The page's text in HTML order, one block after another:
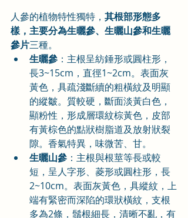
人參的植物特性獨特， 其根部形態多
樣，主要分為生曬參、生曬山參和生曬
參片三種。
生曬參 ：主根呈紡錘形或圓柱形，
長3~15cm，直徑1~2cm。表面灰
黃色，具疏淺斷續的粗橫紋及明顯
的縱皺。質較硬，斷面淡黃白色，
顯粉性，形成層環紋棕黃色，皮部
有黃棕色的點狀樹脂道及放射狀裂
隙。香氣特異，味微苦、甘。
生曬山參 ：主根與根莖等長或較
短，呈人字形、菱形或圓柱形，長
2~10cm。表面灰黃色，具縱紋，上
端有緊密而深陷的環狀橫紋，支根
多為2條，鬚根細長，清晰不亂，有